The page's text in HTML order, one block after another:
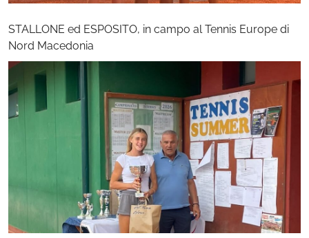
STALLONE ed ESPOSITO, in campo al Tennis Europe di
Nord Macedonia